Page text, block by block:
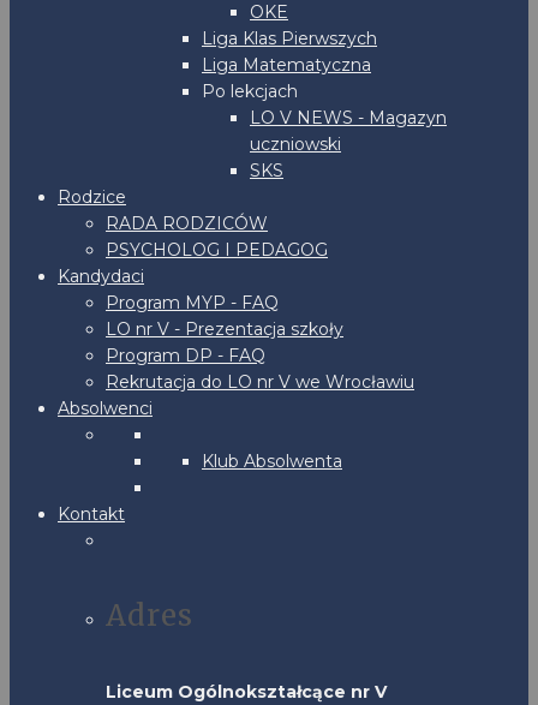
OKE
Liga Klas Pierwszych
Liga Matematyczna
Po lekcjach
LO V NEWS - Magazyn
uczniowski
SKS
Rodzice
RADA RODZICÓW
PSYCHOLOG I PEDAGOG
Kandydaci
Program MYP - FAQ
LO nr V - Prezentacja szkoły
Program DP - FAQ
Rekrutacja do LO nr V we Wrocławiu
Absolwenci
Klub Absolwenta
Kontakt
Adres
Liceum Ogólnokształcące nr V